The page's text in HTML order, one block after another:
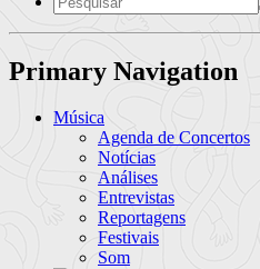
Primary Navigation
Música
Agenda de Concertos
Notícias
Análises
Entrevistas
Reportagens
Festivais
Som